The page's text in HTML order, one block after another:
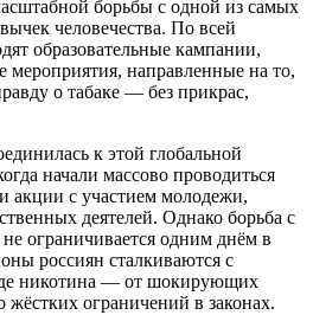
борьбы с одной из самых
человечества. По всей
образовательные кампании,
мероприятия, направленные на то,
о табаке — без прикрас,
к этой глобальной
начали массово проводиться
акции с участием молодежи,
деятелей. Однако борьба с
ограничивается одним днём в
россиян сталкиваются с
никотина — от шокирующих
жёстких ограничений в законах.